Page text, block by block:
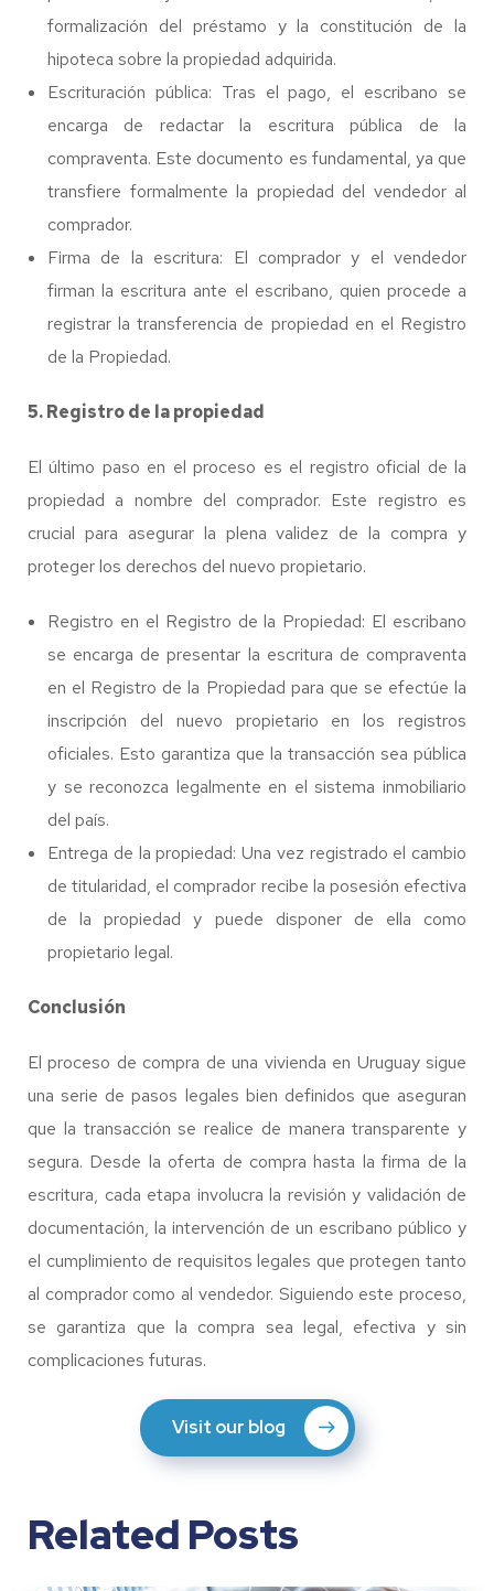
formalización del préstamo y la constitución de la
hipoteca sobre la propiedad adquirida.
Escrituración pública: Tras el pago, el escribano se
encarga de redactar la escritura pública de la
compraventa. Este documento es fundamental, ya que
transfiere formalmente la propiedad del vendedor al
comprador.
Firma de la escritura: El comprador y el vendedor
firman la escritura ante el escribano, quien procede a
registrar la transferencia de propiedad en el Registro
de la Propiedad.
5. Registro de la propiedad
El último paso en el proceso es el registro oficial de la
propiedad a nombre del comprador. Este registro es
crucial para asegurar la plena validez de la compra y
proteger los derechos del nuevo propietario.
Registro en el Registro de la Propiedad: El escribano
se encarga de presentar la escritura de compraventa
en el Registro de la Propiedad para que se efectúe la
inscripción del nuevo propietario en los registros
oficiales. Esto garantiza que la transacción sea pública
y se reconozca legalmente en el sistema inmobiliario
del país.
Entrega de la propiedad: Una vez registrado el cambio
de titularidad, el comprador recibe la posesión efectiva
de la propiedad y puede disponer de ella como
propietario legal.
Conclusión
El proceso de compra de una vivienda en Uruguay sigue
una serie de pasos legales bien definidos que aseguran
que la transacción se realice de manera transparente y
segura. Desde la oferta de compra hasta la firma de la
escritura, cada etapa involucra la revisión y validación de
documentación, la intervención de un escribano público y
el cumplimiento de requisitos legales que protegen tanto
al comprador como al vendedor. Siguiendo este proceso,
se garantiza que la compra sea legal, efectiva y sin
complicaciones futuras.
Visit our blog
Related Posts